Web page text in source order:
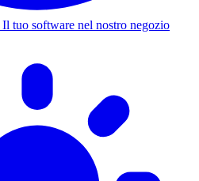
Il tuo software nel nostro negozio